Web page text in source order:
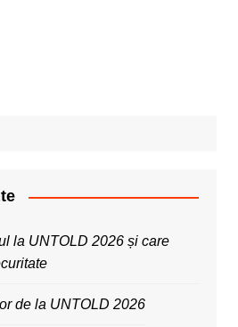
la UNTOLD 2026 și care
de la UNTOLD 2026